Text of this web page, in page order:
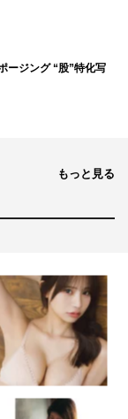
ージング “股”特化写
もっと見る